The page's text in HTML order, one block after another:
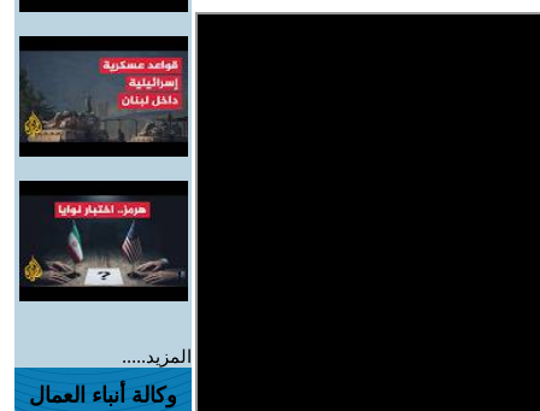
المزيد.....
وكالة أنباء العمال